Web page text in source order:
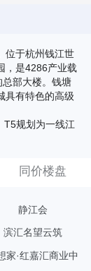
位于杭州钱江世
，是4286产业载
部大楼。钱塘
具有特色的高级
T5规划为一线江
同价楼盘
静江会
滨汇名望云筑
家·红嘉汇商业中